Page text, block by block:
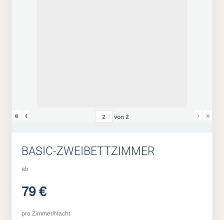
« ‹ von 2 › »
BASIC-ZWEIBETTZIMMER
ab
79 €
pro Zimmer/Nacht